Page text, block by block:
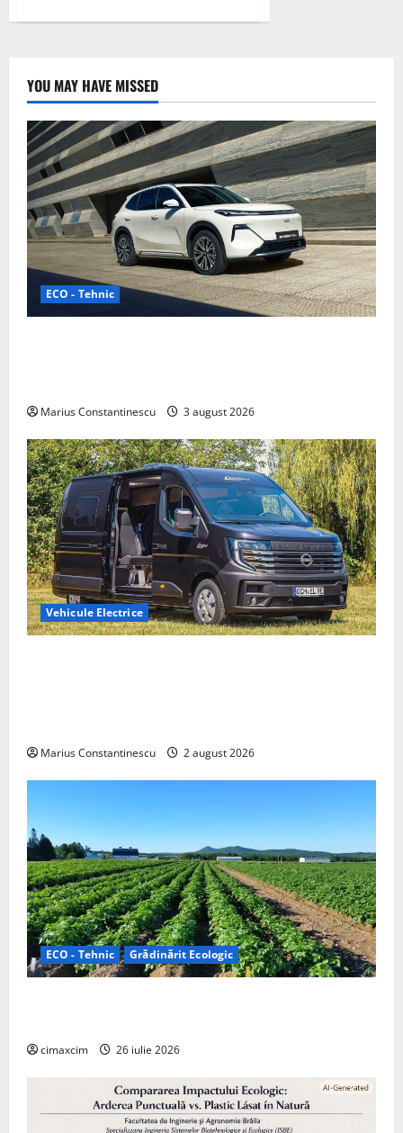
Energy
vor
permite
utilizarea
tehnologiei
de
încărcare
bidirecțională
de
la
vehicul
la
casă
(V2H)
YOU MAY HAVE MISSED
ECO - Tehnic
Marius Constantinescu 3 august 2026
Vehicule Electrice
Marius Constantinescu 2 august 2026
ECO - Tehnic Grădinărit Ecologic
cimaxcim 26 iulie 2026